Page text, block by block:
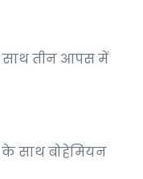
तीन आपस में
के साथ बोहेमियन